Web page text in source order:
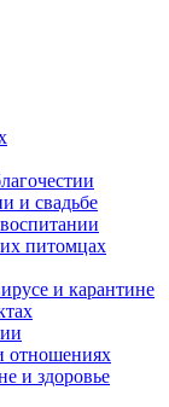
и свадьбе
питомцах
и карантине
отношениях
и здоровье